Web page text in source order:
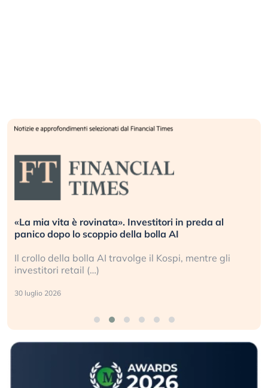
«La mia vita è rovinata». Investitori in preda al
panico dopo lo scoppio della bolla AI
Il crollo della bolla AI travolge il Kospi, mentre gli
investitori retail (…)
30 luglio 2026